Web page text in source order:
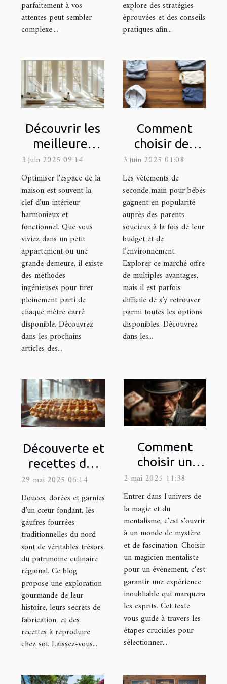
parfaitement à vos
attentes peut sembler
complexe....
explore des stratégies
éprouvées et des conseils
pratiques afin...
Découvrir les
meilleures
méthodes
pour
optimiser
l'espace de
votre maison
3 juin 2025 09:14
Optimiser l'espace de la
maison est souvent la
clef d’un intérieur
harmonieux et
fonctionnel. Que vous
viviez dans un petit
appartement ou une
grande demeure, il existe
des méthodes
ingénieuses pour tirer
pleinement parti de
chaque mètre carré
disponible. Découvrez
dans les prochains
articles des...
Comment
choisir des
vêtements de
seconde main
pour bébés
3 juin 2025 01:08
Les vêtements de
seconde main pour bébés
gagnent en popularité
auprès des parents
soucieux à la fois de leur
budget et de
l’environnement.
Explorer ce marché offre
de multiples avantages,
mais il est parfois
difficile de s’y retrouver
parmi toutes les options
disponibles. Découvrez
dans les...
Découverte et
recettes des
gaufres
fourrées
traditionnelles
du nord
29 mai 2025 06:14
Douces, dorées et garnies
d’un cœur fondant, les
gaufres fourrées
traditionnelles du nord
sont de véritables trésors
du patrimoine culinaire
régional. Ce blog
propose une exploration
gourmande de leur
histoire, leurs secrets de
fabrication, et des
recettes à reproduire
chez soi. Laissez-vous...
Comment
choisir un
magicien
mentaliste
pour éblouir
vos
événements
2 mai 2025 11:38
Entrer dans l'univers de
la magie et du
mentalisme, c'est s'ouvrir
à un monde de mystère
et de fascination. Choisir
un magicien mentaliste
pour un événement, c'est
garantir une expérience
inoubliable qui marquera
les esprits. Cet texte
vous guide à travers les
étapes cruciales pour
sélectionner...